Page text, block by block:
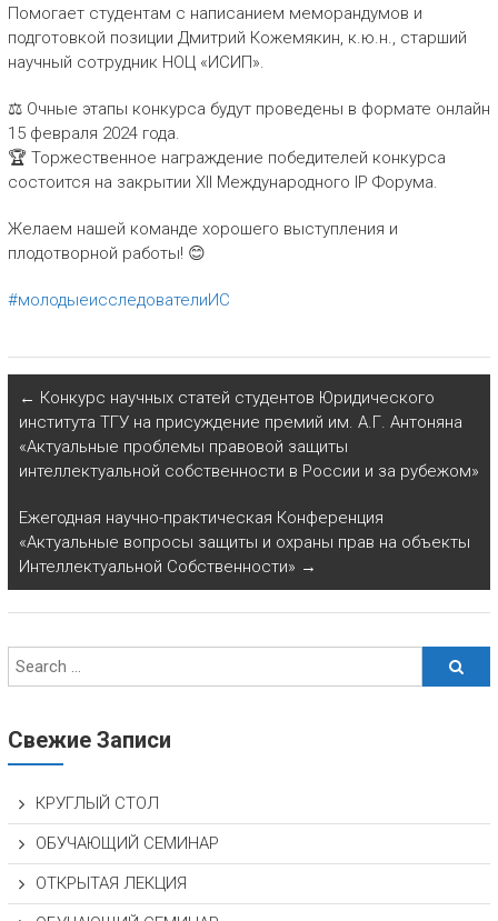
Помогает студентам с написанием меморандумов и
подготовкой позиции Дмитрий Кожемякин, к.ю.н., старший
научный сотрудник НОЦ «ИСИП».
⚖ Очные этапы конкурса будут проведены в формате онлайн
15 февраля 2024 года.
🏆 Торжественное награждение победителей конкурса
состоится на закрытии XII Международного IP Форума.
Желаем нашей команде хорошего выступления и
плодотворной работы! 😊
#молодыеисследователиИС
← Конкурс научных статей студентов Юридического
института ТГУ на присуждение премий им. А.Г. Антоняна
«Актуальные проблемы правовой защиты
интеллектуальной собственности в России и за рубежом»
Ежегодная научно-практическая Конференция
«Актуальные вопросы защиты и охраны прав на объекты
Интеллектуальной Собственности» →
Свежие Записи
КРУГЛЫЙ СТОЛ
ОБУЧАЮЩИЙ СЕМИНАР
ОТКРЫТАЯ ЛЕКЦИЯ